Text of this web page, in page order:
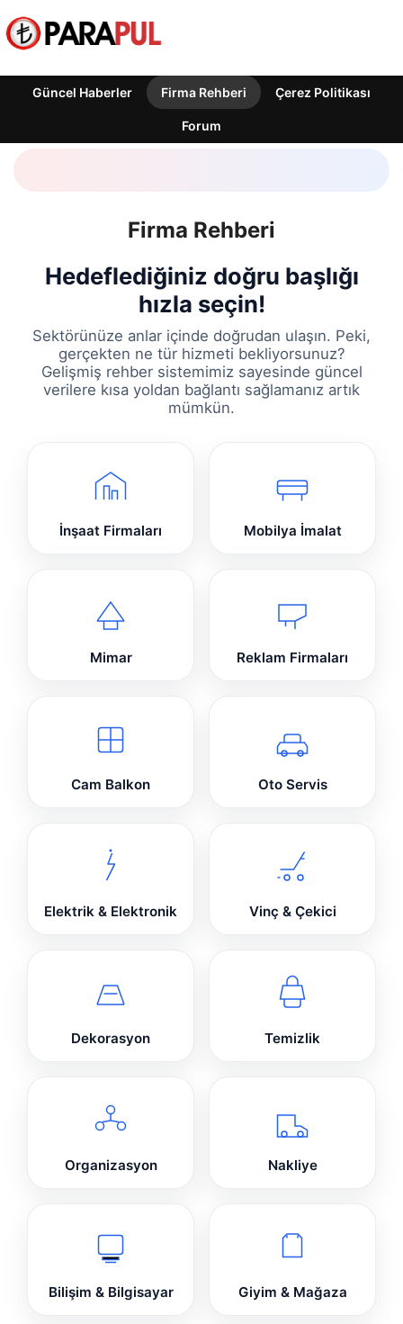
Güncel Haberler Firma Rehberi Çerez Politikası
Forum
Firma Rehberi
Hedeflediğiniz doğru başlığı
hızla seçin!
Sektörünüze anlar içinde doğrudan ulaşın. Peki,
gerçekten ne tür hizmeti bekliyorsunuz?
Gelişmiş rehber sistemimiz sayesinde güncel
verilere kısa yoldan bağlantı sağlamanız artık
mümkün.
İnşaat Firmaları Mobilya İmalat
Mimar Reklam Firmaları
Cam Balkon Oto Servis
Elektrik & Elektronik Vinç & Çekici
Dekorasyon Temizlik
Organizasyon Nakliye
Bilişim & Bilgisayar Giyim & Mağaza